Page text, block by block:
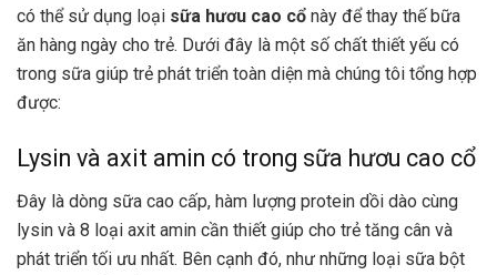
có thể sử dụng loại sữa hươu cao cổ này để thay thế bữa
ăn hàng ngày cho trẻ. Dưới đây là một số chất thiết yếu có
trong sữa giúp trẻ phát triển toàn diện mà chúng tôi tổng hợp
được:
Lysin và axit amin có trong sữa hươu cao cổ
Đây là dòng sữa cao cấp, hàm lượng protein dồi dào cùng
lysin và 8 loại axit amin cần thiết giúp cho trẻ tăng cân và
phát triển tối ưu nhất. Bên cạnh đó, như những loại sữa bột